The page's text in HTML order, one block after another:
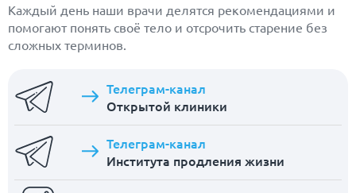
Каждый день наши врачи делятся рекомендациями и
помогают понять своё тело и отсрочить старение без
сложных терминов.
Телеграм-канал
Открытой клиники
Телеграм-канал
Института продления жизни